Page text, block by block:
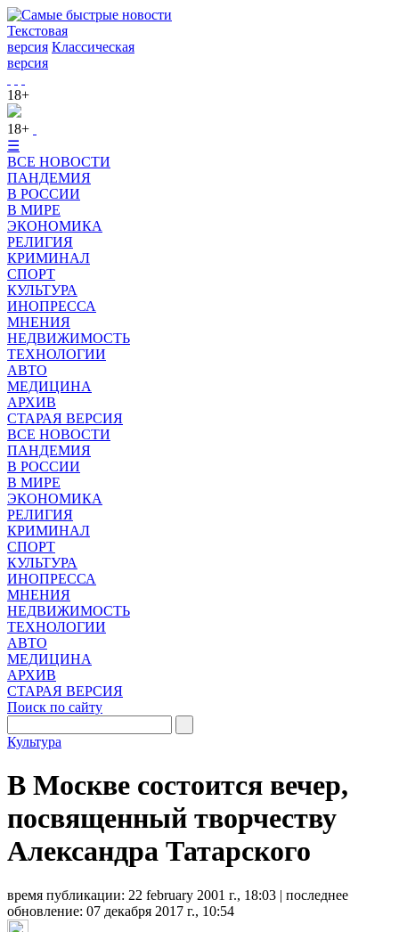
Текстовая
версия Классическая
версия
18+
18+
☰
ВСЕ НОВОСТИ
ПАНДЕМИЯ
В РОССИИ
В МИРЕ
ЭКОНОМИКА
РЕЛИГИЯ
КРИМИНАЛ
СПОРТ
КУЛЬТУРА
ИНОПРЕССА
МНЕНИЯ
НЕДВИЖИМОСТЬ
ТЕХНОЛОГИИ
АВТО
МЕДИЦИНА
АРХИВ
СТАРАЯ ВЕРСИЯ
ВСЕ НОВОСТИ
ПАНДЕМИЯ
В РОССИИ
В МИРЕ
ЭКОНОМИКА
РЕЛИГИЯ
КРИМИНАЛ
СПОРТ
КУЛЬТУРА
ИНОПРЕССА
МНЕНИЯ
НЕДВИЖИМОСТЬ
ТЕХНОЛОГИИ
АВТО
МЕДИЦИНА
АРХИВ
СТАРАЯ ВЕРСИЯ
Поиск по сайту
Культура
В Москве состоится вечер,
посвященный творчеству
Александра Татарского
время публикации: 22 february 2001 г., 18:03 | последнее
обновление: 07 декабря 2017 г., 10:54